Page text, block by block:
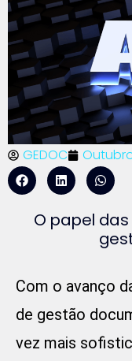
GEDOC
O papel
Com o avanço
de gestão
vez mais